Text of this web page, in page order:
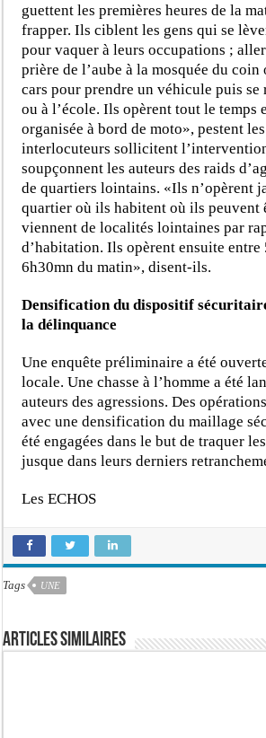
guettent les premières heures de la
frapper. Ils ciblent les gens qui se
pour vaquer à leurs occupations ;
prière de l’aube à la mosquée du coin
cars pour prendre un véhicule puis se
ou à l’école. Ils opèrent tout le temps
organisée à bord de moto», pestent
interlocuteurs sollicitent
soupçonnent les auteurs des raids
de quartiers lointains. «Ils n’opèrent
quartier où ils habitent où ils peuvent
viennent de localités lointaines par
d’habitation. Ils opèrent ensuite entre
6h30mn du matin», disent-ils.
Densification du dispositif
la délinquance
Une enquête préliminaire a été
locale. Une chasse à l’homme a été
auteurs des agressions. Des
avec une densification du maillage
été engagées dans le but de traquer
jusque dans leurs derniers
Les ECHOS
Tags UNE
Articles similaires